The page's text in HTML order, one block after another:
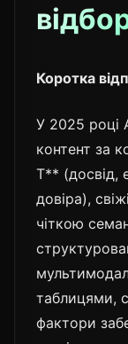
Коротка
У 2025 році
контент за
T** (досвід,
довіра),
чіткою
таблицями,
фактори